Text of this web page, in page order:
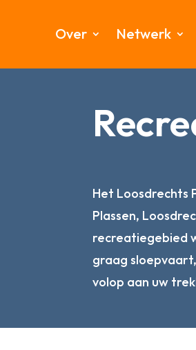
Over Netwerk
Het Loosdrechts
Plassen,
recreatiegebied
graag
volop aan uw